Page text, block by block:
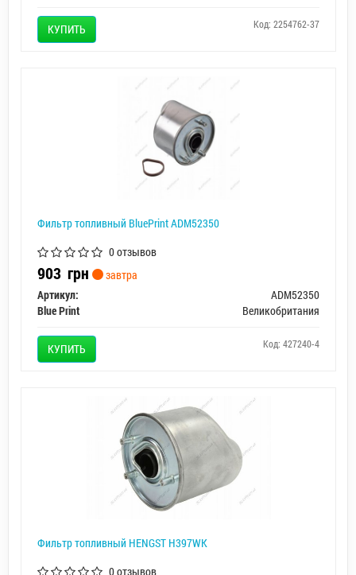
КУПИТЬ Код: 2254762-37
Фильтр топливный BluePrint ADM52350
0 отзывов
903 грн
завтра
Артикул:
ADM52350
Blue Print
Великобритания
КУПИТЬ Код: 427240-4
Фильтр топливный HENGST H397WK
0 отзывов